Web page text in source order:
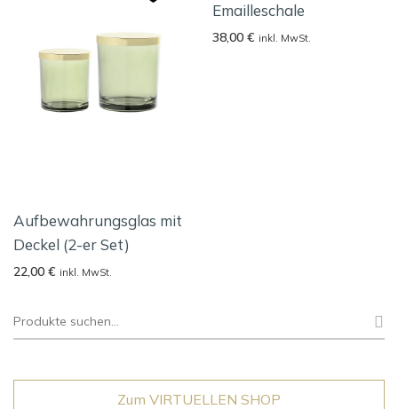
Aufbewahrungsglas mit
Deckel (2-er Set)
22,00 € inkl. MwSt.
Emailleschale
38,00 € inkl. MwSt.
Suche
Zum VIRTUELLEN SHOP